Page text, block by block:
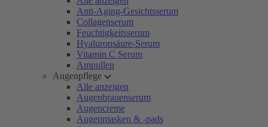
Anti-Aging-Gesichtsserum
Collagenserum
Feuchtigkeitsserum
Hyaluronsäure-Serum
Vitamin C Serum
Ampullen
Augenpflege
Alle anzeigen
Augenbrauenserum
Augencreme
Augenmasken & -pads